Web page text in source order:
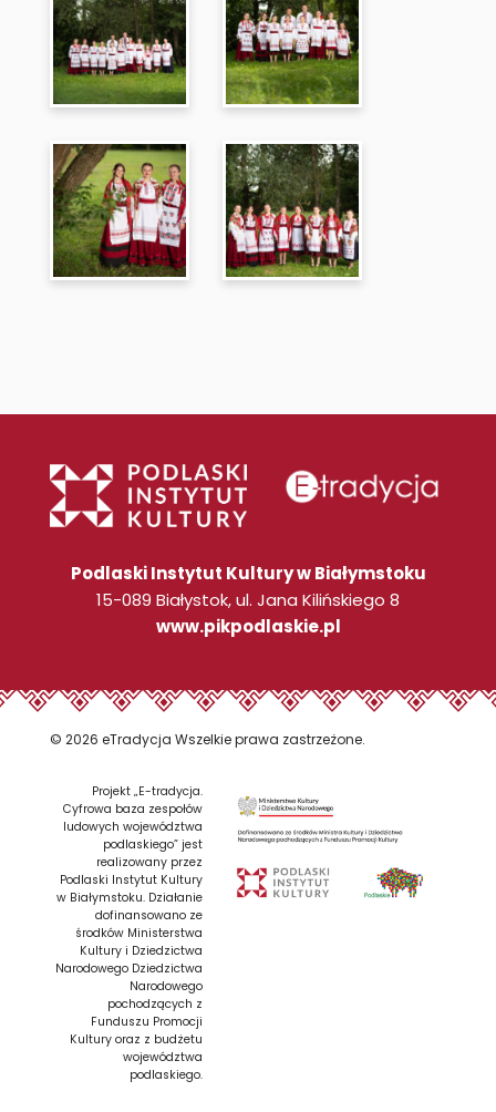
Podlaski Instytut Kultury w Białymstoku
15-089 Białystok, ul. Jana Kilińskiego 8
www.pikpodlaskie.pl
© 2026 eTradycja Wszelkie prawa zastrzeżone.
Projekt „E-tradycja.
Cyfrowa baza zespołów
ludowych województwa
podlaskiego” jest
realizowany przez
Podlaski Instytut Kultury
w Białymstoku. Działanie
dofinansowano ze
środków Ministerstwa
Kultury i Dziedzictwa
Narodowego Dziedzictwa
Narodowego
pochodzących z
Funduszu Promocji
Kultury oraz z budżetu
województwa
podlaskiego.